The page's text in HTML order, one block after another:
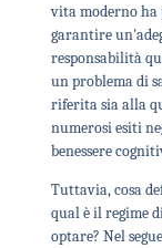
vita moderno ha
garantire
responsabilità
un problema di
riferita sia alla
numerosi esiti
benessere
Tuttavia, cosa
qual è il regime
optare? Nel